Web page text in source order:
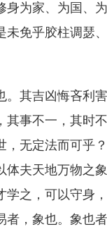
身为家、为国、
免乎胶柱调瑟
吉凶悔吝利害
事不一，其时
无定法而可乎
夫天地万物之
学之，可以守身
，象也。象也